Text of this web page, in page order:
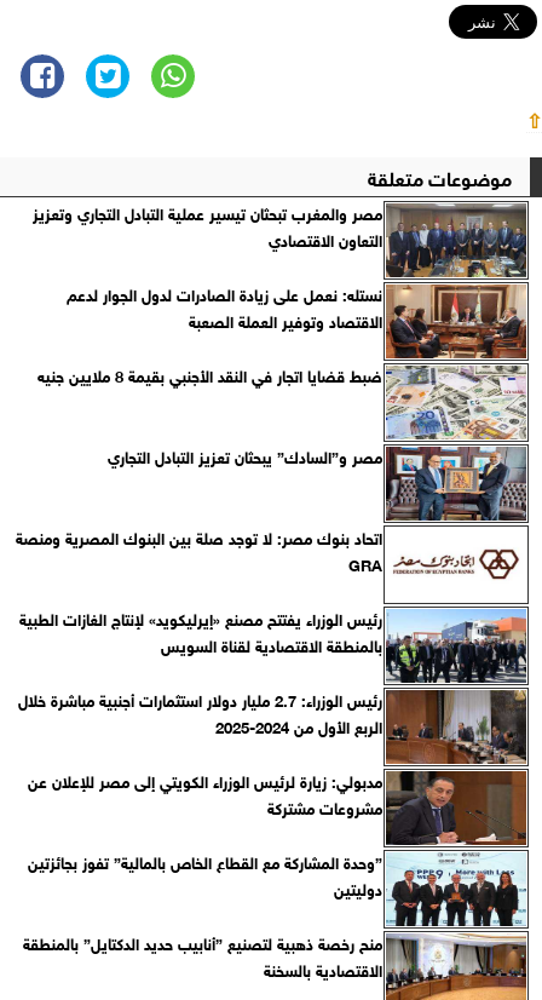
⇧
موضوعات متعلقة
مصر والمغرب تبحثان تيسير عملية التبادل التجاري وتعزيز
التعاون الاقتصادي
نستله: نعمل على زيادة الصادرات لدول الجوار لدعم
الاقتصاد وتوفير العملة الصعبة
ضبط قضايا اتجار في النقد الأجنبي بقيمة 8 ملايين جنيه
مصر و”السادك” يبحثان تعزيز التبادل التجاري
اتحاد بنوك مصر: لا توجد صلة بين البنوك المصرية ومنصة
GRA
رئيس الوزراء يفتتح مصنع «إيرليكويد» لإنتاج الغازات الطبية
بالمنطقة الاقتصادية لقناة السويس
رئيس الوزراء: 2.7 مليار دولار استثمارات أجنبية مباشرة خلال
الربع الأول من 2024-2025
مدبولي: زيارة لرئيس الوزراء الكويتي إلى مصر للإعلان عن
مشروعات مشتركة
”وحدة المشاركة مع القطاع الخاص بالمالية” تفوز بجائزتين
دوليتين
منح رخصة ذهبية لتصنيع ”أنابيب حديد الدكتايل” بالمنطقة
الاقتصادية بالسخنة